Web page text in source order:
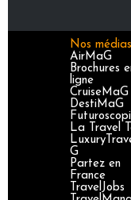
Nos médias
AirMaG
Brochures
ligne
CruiseMaG
DestiMaG
La Travel
G
Partez en
France
TravelJobs